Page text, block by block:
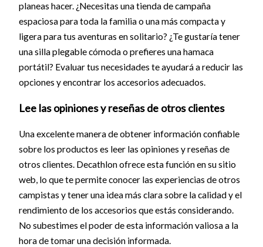
planeas hacer. ¿Necesitas una tienda de campaña
espaciosa para toda la familia o una más compacta y
ligera para tus aventuras en solitario? ¿Te gustaría tener
una silla plegable cómoda o prefieres una hamaca
portátil? Evaluar tus necesidades te ayudará a reducir las
opciones y encontrar los accesorios adecuados.
Lee las opiniones y reseñas de otros clientes
Una excelente manera de obtener información confiable
sobre los productos es leer las opiniones y reseñas de
otros clientes. Decathlon ofrece esta función en su sitio
web, lo que te permite conocer las experiencias de otros
campistas y tener una idea más clara sobre la calidad y el
rendimiento de los accesorios que estás considerando.
No subestimes el poder de esta información valiosa a la
hora de tomar una decisión informada.